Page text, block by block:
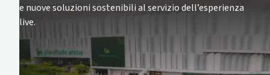
e nuove soluzioni sostenibili al servizio dell’esperienza
live.